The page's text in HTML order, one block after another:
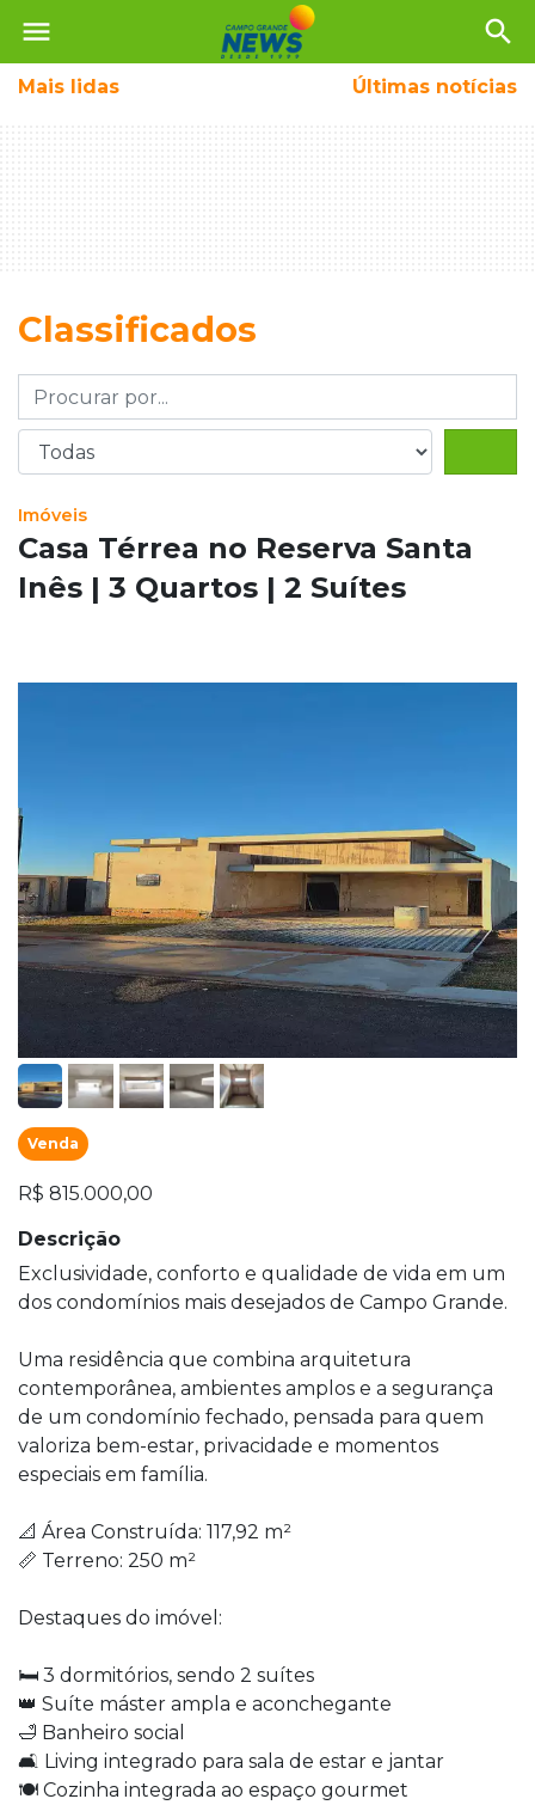
menu search
Mais lidas Últimas notícias
Classificados
Imóveis
Casa Térrea no Reserva Santa
Inês | 3 Quartos | 2 Suítes
Venda
R$ 815.000,00
Descrição
Exclusividade, conforto e qualidade de vida em um
dos condomínios mais desejados de Campo Grande.
Uma residência que combina arquitetura
contemporânea, ambientes amplos e a segurança
de um condomínio fechado, pensada para quem
valoriza bem-estar, privacidade e momentos
especiais em família.
📐 Área Construída: 117,92 m²
📏 Terreno: 250 m²
Destaques do imóvel:
🛏️ 3 dormitórios, sendo 2 suítes
👑 Suíte máster ampla e aconchegante
🛁 Banheiro social
🛋️ Living integrado para sala de estar e jantar
🍽️ Cozinha integrada ao espaço gourmet